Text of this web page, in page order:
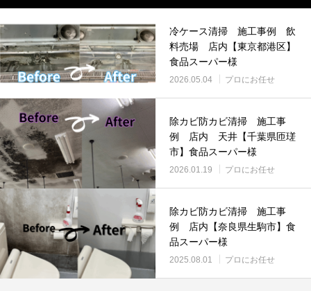
冷ケース清掃 施工事例 飲
料売場 店内【東京都港区】
食品スーパー様
2026.05.04 プロにお任せ
除カビ防カビ清掃 施工事
例 店内 天井【千葉県匝瑳
市】食品スーパー様
2026.01.19 プロにお任せ
除カビ防カビ清掃 施工事
例 店内【奈良県生駒市】食
品スーパー様
2025.08.01 プロにお任せ